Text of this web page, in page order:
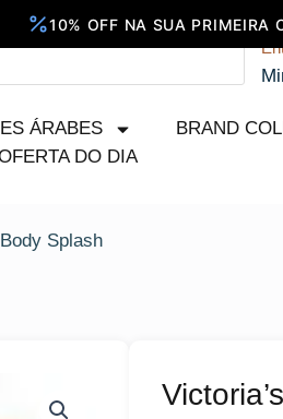
ÁRABES BRAND
DO DIA
Splash